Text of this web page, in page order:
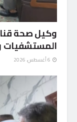
وكيل صحة
المستشفيات